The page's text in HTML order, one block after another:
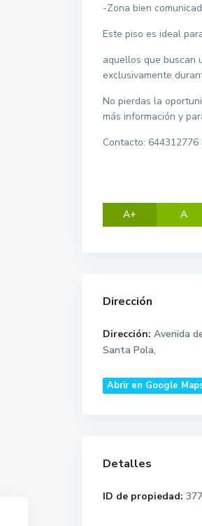
-Zona bien
Este piso es ideal
aquellos que buscan
exclusivamente
No pierdas la
más información y
Contacto: 644312776
A+ A
Dirección
Dirección: Avenida
Santa Pola,
Abrir en Google
Detalles
ID de propiedad: